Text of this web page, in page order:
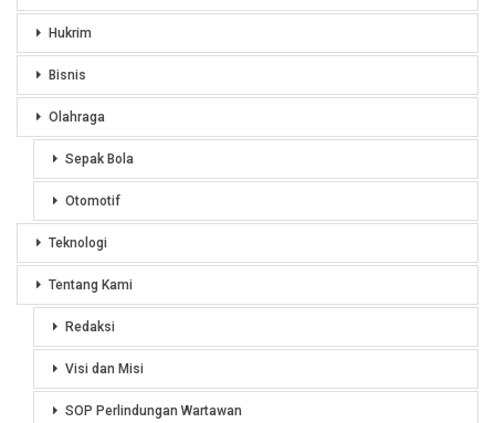
Hukrim
Bisnis
Olahraga
Sepak Bola
Otomotif
Teknologi
Tentang Kami
Redaksi
Visi dan Misi
SOP Perlindungan Wartawan